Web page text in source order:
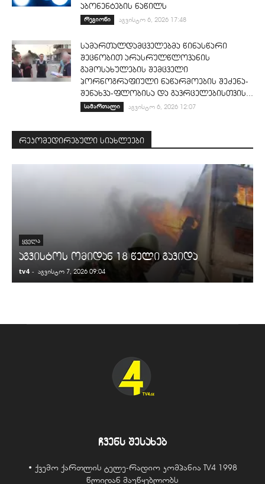
აბონენტების ნაწილს
რეგიონი აგვისტო 6, 2026 17:48
სამართალდამცველებმა წინასწარი
შეცნობით არასრულწლოვანის
გამოსახულების შემცველი
პორნოგრაფიული ნაწარმოების შეძენა-
შენახვა-ფლობისა და გავრცელებისთვის...
სამართალი აგვისტო 6, 2026 12:07
რეკომედირებული სიახლეები
ᲧᲕᲔᲚᲐ
აგვისტოს ომიდან 18 წელი გავიდა
tv4 - აგვისტო 7, 2026 09:04
ჩვენს შესახებ
• ქვემო ქართლის ტელე-რადიო კომპანია TV4 1998
წლიდან მაუწყებლობს